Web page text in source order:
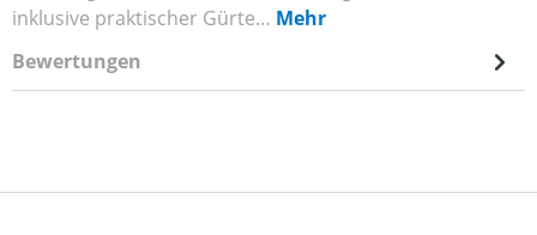
inklusive praktischer Gürte… Mehr
Bewertungen